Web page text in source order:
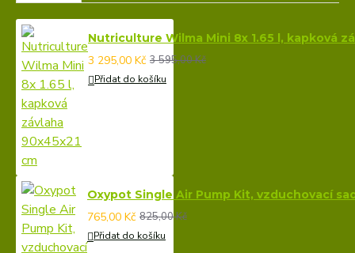
Nutriculture Wilma Mini 8x 1.65 l, kapková
3 295,00 Kč 3 595,00 Kč
Přidat do košíku
Oxypot Single Air Pump Kit, vzduchovací
765,00 Kč 825,00 Kč
Přidat do košíku